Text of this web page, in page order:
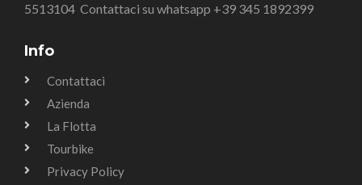
5513104 Contattaci su whatsapp +39 345 1892399
Info
Contattaci
Azienda
La Flotta
Tourbike
Privacy Policy